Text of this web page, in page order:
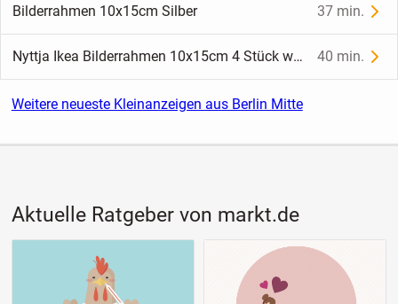
Bilderrahmen 10x15cm Silber 37 min.
Nyttja Ikea Bilderrahmen 10x15cm 4 Stück weiß 40 min.
Weitere neueste Kleinanzeigen aus Berlin Mitte
Aktuelle Ratgeber von markt.de